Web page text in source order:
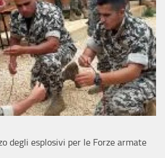
degli esplosivi per le Forze armate